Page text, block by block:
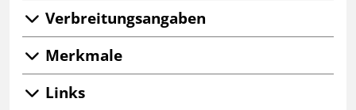
Verbreitungsangaben
Merkmale
Links